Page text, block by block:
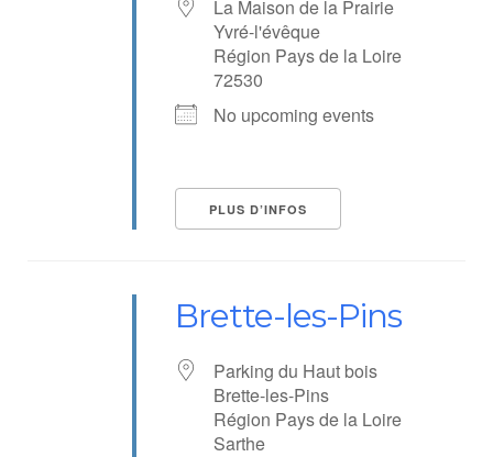
La Maison de la Prairie
Yvré-l'évêque
Région Pays de la Loire
72530
No upcoming events
PLUS D’INFOS
Brette-les-Pins
Parking du Haut bois
Brette-les-Pins
Région Pays de la Loire
Sarthe